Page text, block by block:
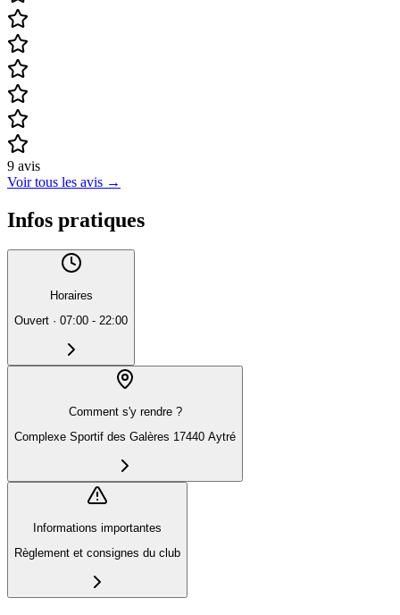
9 avis
Voir tous les avis →
Infos pratiques
Horaires
Ouvert · 07:00 - 22:00
Comment s'y rendre ?
Complexe Sportif des Galères 17440 Aytré
Informations importantes
Règlement et consignes du club